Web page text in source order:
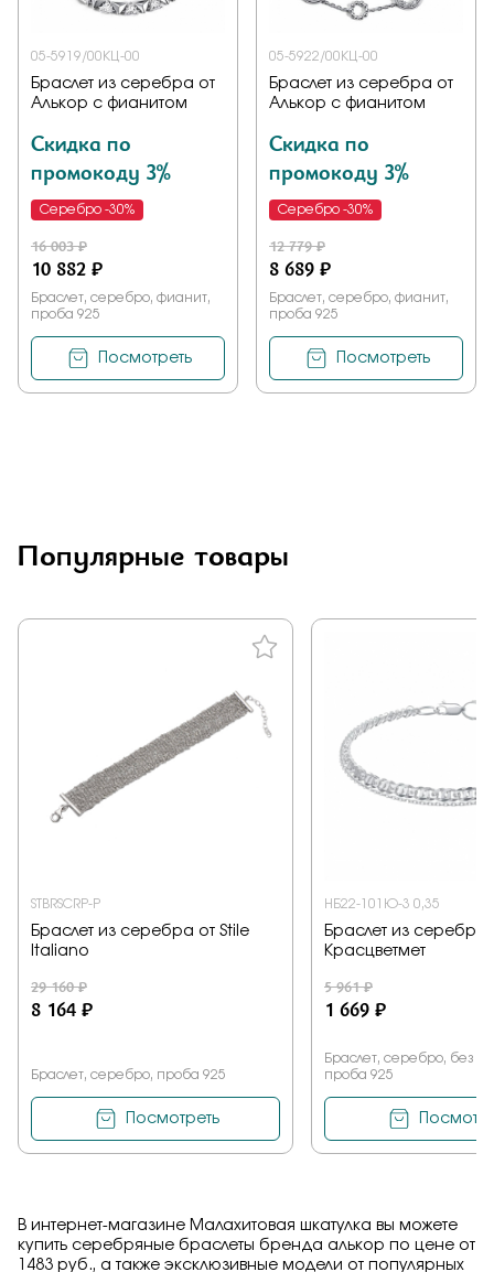
05-5919/00КЦ-00
Браслет из серебра от
Алькор с фианитом
Скидка по
промокоду 3%
Серебро -30%
16 003 ₽
10 882 ₽
Браслет, серебро, фианит,
проба 925
Посмотреть
05-5922/00КЦ-00
Браслет из серебра от
Алькор с фианитом
Скидка по
промокоду 3%
Серебро -30%
12 779 ₽
8 689 ₽
Браслет, серебро, фианит,
проба 925
Посмотреть
Популярные товары
STBRSCRP-P
Браслет из серебра от Stile
Italiano
29 160 ₽
8 164 ₽
Браслет, серебро, проба 925
Посмотреть
НБ22-101Ю-3 0,35
Браслет из серебра
Красцветмет
5 961 ₽
1 669 ₽
Браслет, серебро, без
проба 925
В интернет-магазине Малахитовая шкатулка вы можете
купить серебряные браслеты бренда алькор по цене от
1483 руб., а также эксклюзивные модели от популярных